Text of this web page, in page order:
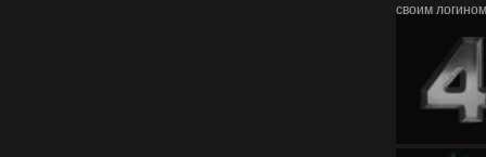
своим логином